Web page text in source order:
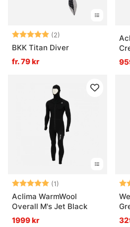
Vad är havsfiske?
Vad är trollingfiske?
Vad är vinterfiske?
Betyg: (2)
5.0 utav 5 stjärnor
BKK Titan Diver
fr. 79 kr
Betyg: (1)
5.0 utav 5 stjärnor
Aclima WarmWool
Overall M's Jet Black
1999 kr